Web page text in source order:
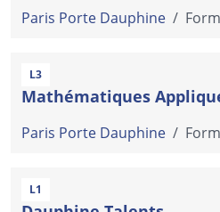
Paris Porte Dauphine /
L3
Mathématiques
Paris Porte Dauphine /
L1